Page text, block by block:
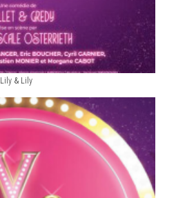
Lily & Lily